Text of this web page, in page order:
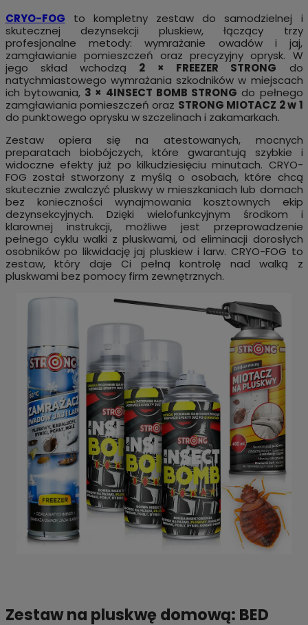
CRYO-FOG to kompletny zestaw do samodzielnej i
skutecznej dezynsekcji pluskiew, łączący trzy
profesjonalne metody: wymrażanie owadów i jaj,
zamgławianie pomieszczeń oraz precyzyjny oprysk. W
jego skład wchodzą 2 × FREEZER STRONG do
natychmiastowego wymrażania szkodników w miejscach
ich bytowania, 3 × 4INSECT BOMB STRONG do pełnego
zamgławiania pomieszczeń oraz STRONG MIOTACZ 2 w 1
do punktowego oprysku w szczelinach i zakamarkach.
Zestaw opiera się na atestowanych, mocnych
preparatach biobójczych, które gwarantują szybkie i
widoczne efekty już po kilkudziesięciu minutach. CRYO-
FOG został stworzony z myślą o osobach, które chcą
skutecznie zwalczyć pluskwy w mieszkaniach lub domach
bez konieczności wynajmowania kosztownych ekip
dezynsekcyjnych. Dzięki wielofunkcyjnym środkom i
klarownej instrukcji, możliwe jest przeprowadzenie
pełnego cyklu walki z pluskwami, od eliminacji dorosłych
osobników po likwidację jaj pluskiew i larw. CRYO-FOG to
zestaw, który daje Ci pełną kontrolę nad walką z
pluskwami bez pomocy firm zewnętrznych.
Zestaw na pluskwę domową: BED